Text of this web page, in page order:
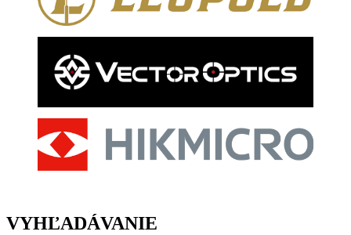
VYHĽADÁVANIE